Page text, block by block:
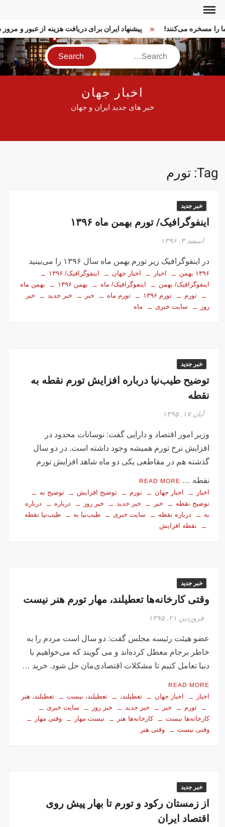
Skip
content
پیشنهاد ایران برای دریافت هزینه از عبور و را مسخره می‌کنند!
Search
اخبار جهان
خبر های جدید ایران و جهان
Tag: تورم
خبر جدید
اینفوگرافیک/ تورم بهمن ماه ۱۳۹۶
اسفند ۳, ۱۳۹۶
در اینفوگرافیک زیر تورم بهمن ماه سال ۱۳۹۶ را می‌بینید
۱۳۹۶ بهمن اخبار اخبار جهان
اینفوگرافیک/ ۱۳۹۶
اینفوگرافیک/ بهمن
اینفوگرافیک/ ماه بهمن ۱۳۹۶
بهمن ماه
تورم
تورم ۱۳۹۶ تورم ماه خبر خبر جدید
خبر
روز
سایت خبری ماه
خبر جدید
توضیح طیب‌نیا درباره افزایش تورم نقطه به
نقطه
آبان ۱۷, ۱۳۹۵
وزیر امور اقتصاد و دارایی گفت: نوسانات محدود در
افزایش نرخ تورم همیشه وجود داشته است. در دو سال
گذشته هم در مقاطعی یکی دو ماه شاهد افزایش تورم
نقطه … READ MORE
اخبار اخبار جهان تورم توضیح افزایش
توضیح به
توضیح نقطه
خبر خبر جدید خبر روز درباره
درباره
به
درباره نقطه سایت خبری طیب‌نیا به
طیب‌نیا نقطه
نقطه افزایش
خبر جدید
وقتی کارخانه‌ها تعطیلند، مهار تورم هنر نیست
فروردین ۲۱, ۱۳۹۵
عضو هیئت رئیسه مجلس گفت: دو سال است مردم را به
خاطر برجام معطل کرده‌اند و می گویند که می‌خواهیم با
دنیا تعامل کنیم تا مشکلات اقتصادی‌مان حل شود. خرید …
READ MORE
اخبار اخبار جهان تعطیلند، تعطیلند، نیست
تعطیلند، هنر
تورم
خبر خبر جدید خبر روز
سایت خبری
کارخانه‌ها نیست
کارخانه‌ها هنر نیست مهار
وقتی مهار
وقتی نیست
وقتی هنر
خبر جدید
از زمستان رکود و تورم تا بهار پیش روی
اقتصاد ایران